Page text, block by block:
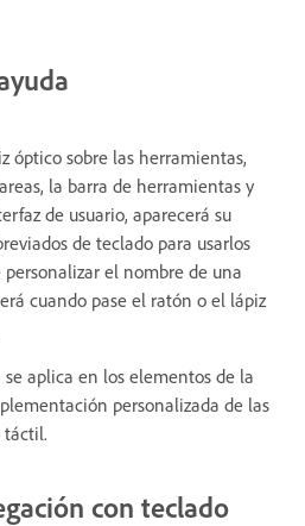
óptico sobre las herramientas,
la barra de herramientas y
de usuario, aparecerá su
de teclado para usarlos
el nombre de una
cuando pase el ratón o el lápiz
aplica en los elementos de la
personalizada de las
táctil.
con teclado